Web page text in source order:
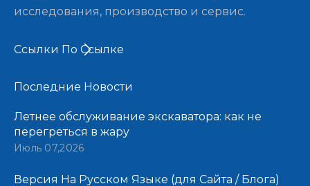
исследования, производство и сервис.
Ссылки По Ссылке
Последние Новости​​​​​​​
Летнее обслуживание экскаватора: как не
перегреться в жару
Июль 07,2026
Версия На Русском Языке (для Сайта / Блога)